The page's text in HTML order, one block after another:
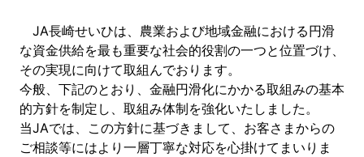
JA長崎せいひは、農業および地域金融における円滑
な資金供給を最も重要な社会的役割の一つと位置づけ、
その実現に向けて取組んでおります。
今般、下記のとおり、金融円滑化にかかる取組みの基本
的方針を制定し、取組み体制を強化いたしました。
当JAでは、この方針に基づきまして、お客さまからの
ご相談等にはより一層丁寧な対応を心掛けてまいりま